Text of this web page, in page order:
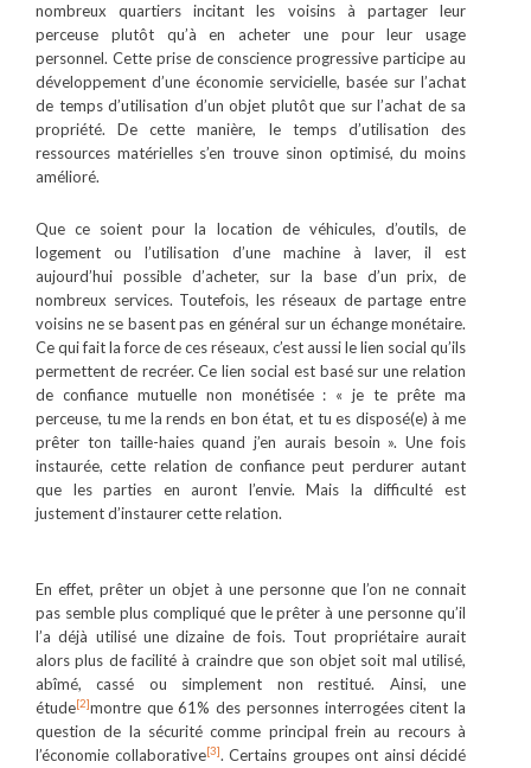
nombreux quartiers incitant les voisins à partager leur
perceuse plutôt qu’à en acheter une pour leur usage
personnel. Cette prise de conscience progressive participe au
développement d’une économie servicielle, basée sur l’achat
de temps d’utilisation d’un objet plutôt que sur l’achat de sa
propriété. De cette manière, le temps d’utilisation des
ressources matérielles s’en trouve sinon optimisé, du moins
amélioré.
Que ce soient pour la location de véhicules, d’outils, de
logement ou l’utilisation d’une machine à laver, il est
aujourd’hui possible d’acheter, sur la base d’un prix, de
nombreux services. Toutefois, les réseaux de partage entre
voisins ne se basent pas en général sur un échange monétaire.
Ce qui fait la force de ces réseaux, c’est aussi le lien social qu’ils
permettent de recréer. Ce lien social est basé sur une relation
de confiance mutuelle non monétisée : « je te prête ma
perceuse, tu me la rends en bon état, et tu es disposé(e) à me
prêter ton taille-haies quand j’en aurais besoin ». Une fois
instaurée, cette relation de confiance peut perdurer autant
que les parties en auront l’envie. Mais la difficulté est
justement d’instaurer cette relation.
En effet, prêter un objet à une personne que l’on ne connait
pas semble plus compliqué que le prêter à une personne qu’il
l’a déjà utilisé une dizaine de fois. Tout propriétaire aurait
alors plus de facilité à craindre que son objet soit mal utilisé,
abîmé, cassé ou simplement non restitué. Ainsi, une
étude[2]montre que 61% des personnes interrogées citent la
question de la sécurité comme principal frein au recours à
l’économie collaborative[3]. Certains groupes ont ainsi décidé